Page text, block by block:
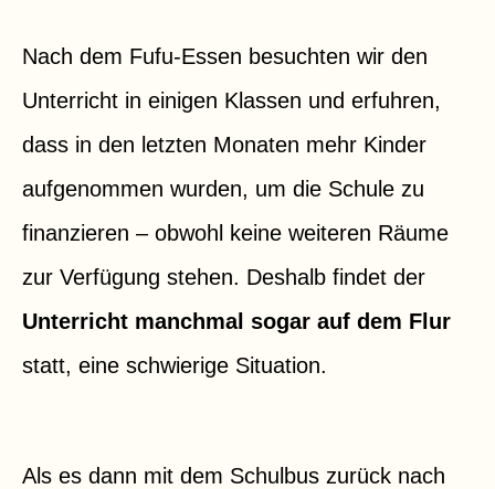
Nach dem Fufu-Essen besuchten wir den
Unterricht in einigen Klassen und erfuhren,
dass in den letzten Monaten mehr Kinder
aufgenommen wurden, um die Schule zu
finanzieren – obwohl keine weiteren Räume
zur Verfügung stehen. Deshalb findet der
Unterricht manchmal sogar auf dem Flur
statt, eine schwierige Situation.
Als es dann mit dem Schulbus zurück nach